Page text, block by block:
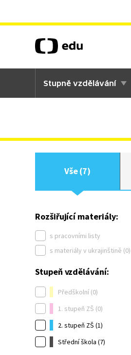
Stupně vzdělávání
Vše (7)
Rozšiřující materiály:
s pracovními listy
s materiály v ukrajinštině (0)
Stupeň vzdělávání:
Předškolní (0)
1. stupeň ZŠ (0)
2. stupeň ZŠ (1)
Střední škola (7)